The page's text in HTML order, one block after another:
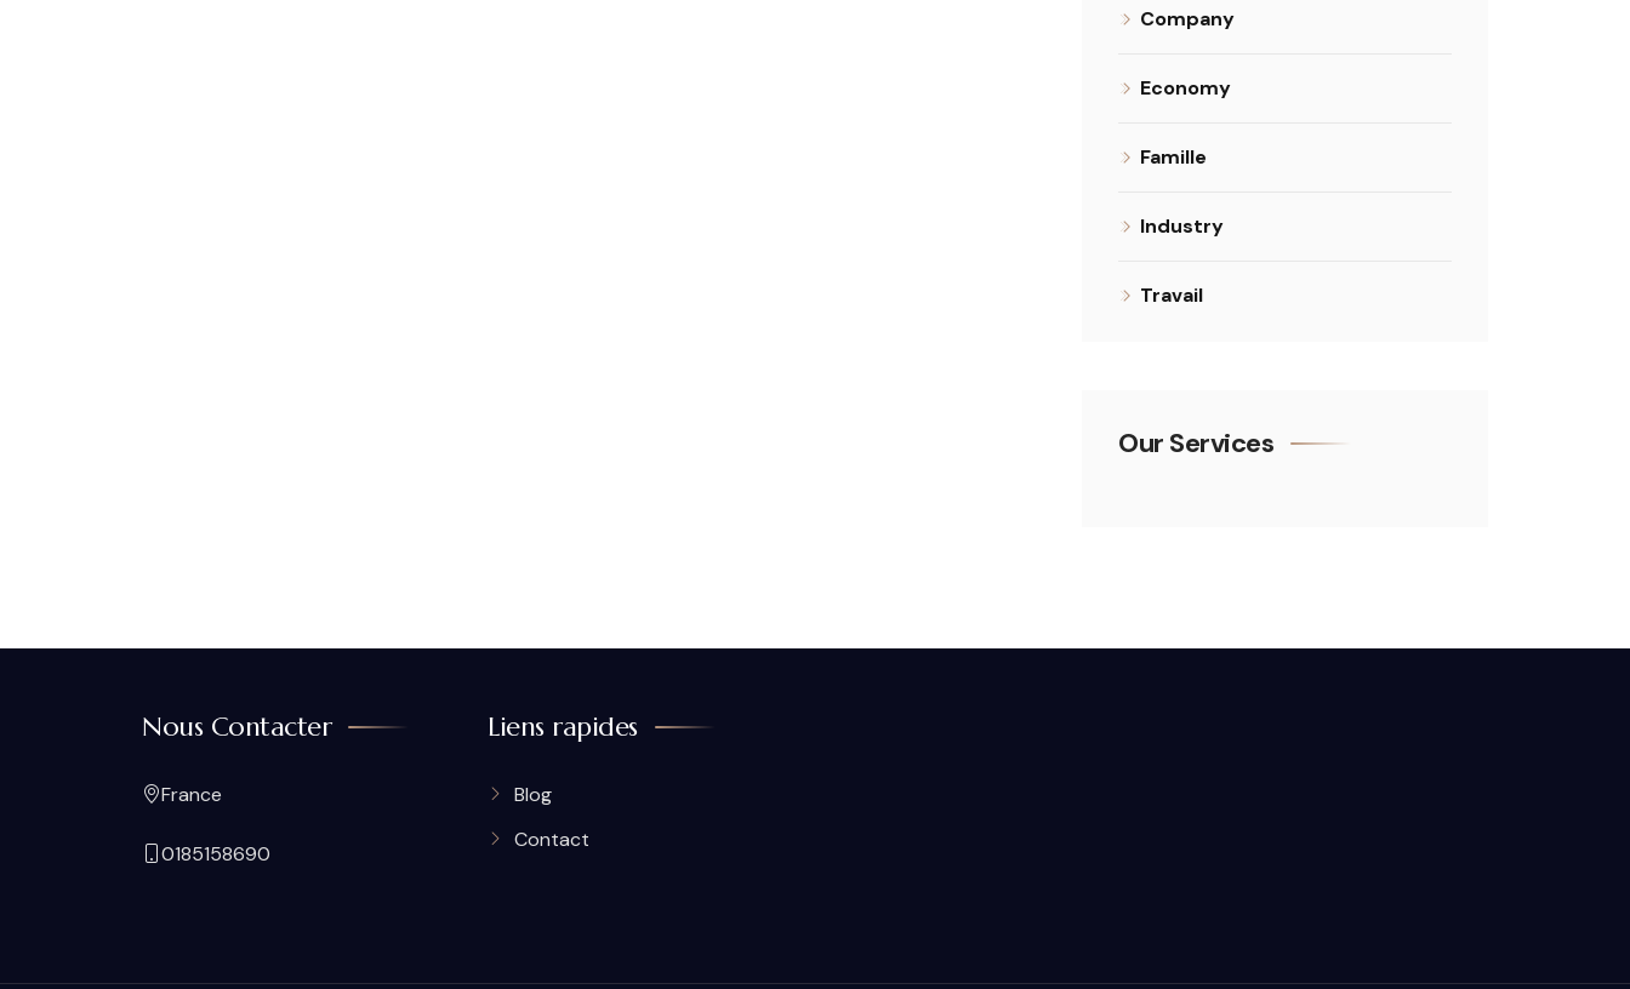
Company
Economy
Famille
Industry
Travail
Our Services
Nous Contacter
France
0185158690
Liens rapides
Blog
Contact